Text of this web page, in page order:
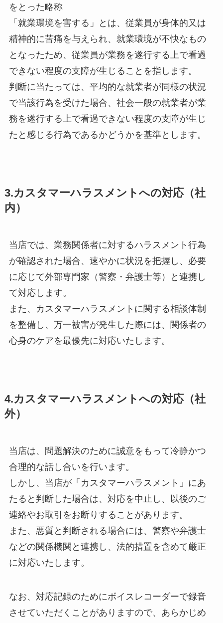
をとった略称
「就業環境を害する」とは、従業員が身体的又は
精神的に苦痛を与えられ、就業環境が不快なもの
となったため、従業員が業務を遂行する上で看過
できない程度の支障が生じることを指します。
判断に当たっては、平均的な就業者が同様の状況
で当該行為を受けた場合、社会一般の就業者が業
務を遂行する上で看過できない程度の支障が生じ
たと感じる行為であるかどうかを基準とします。
3.カスタマーハラスメントへの対応（社
内）
当店では、業務関係者に対するハラスメント行為
が確認された場合、速やかに状況を把握し、必要
に応じて外部専門家（警察・弁護士等）と連携し
て対応します。
また、カスタマーハラスメントに関する相談体制
を整備し、万一被害が発生した際には、関係者の
心身のケアを最優先に対応いたします。
4.カスタマーハラスメントへの対応（社
外）
当店は、問題解決のために誠意をもって冷静かつ
合理的な話し合いを行います。
しかし、当店が「カスタマーハラスメント」にあ
たると判断した場合は、対応を中止し、以後のご
連絡やお取引をお断りすることがあります。
また、悪質と判断される場合には、警察や弁護士
などの関係機関と連携し、法的措置を含めて厳正
に対応いたします。
なお、対応記録のためにボイスレコーダーで録音
させていただくことがありますので、あらかじめ